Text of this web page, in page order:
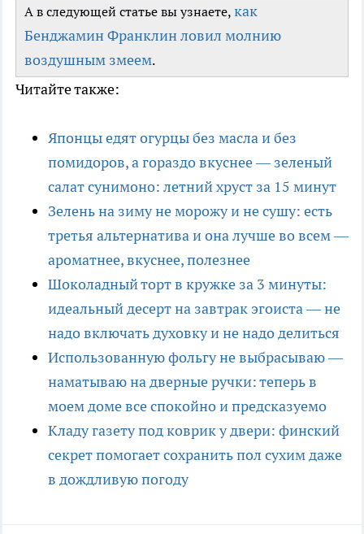
А в следующей статье вы узнаете, как
Бенджамин Франклин ловил молнию
воздушным змеем.
Читайте также:
Японцы едят огурцы без масла и без
помидоров, а гораздо вкуснее — зеленый
салат сунимоно: летний хруст за 15 минут
Зелень на зиму не морожу и не сушу: есть
третья альтернатива и она лучше во всем —
ароматнее, вкуснее, полезнее
Шоколадный торт в кружке за 3 минуты:
идеальный десерт на завтрак эгоиста — не
надо включать духовку и не надо делиться
Использованную фольгу не выбрасываю —
наматываю на дверные ручки: теперь в
моем доме все спокойно и предсказуемо
Кладу газету под коврик у двери: финский
секрет помогает сохранить пол сухим даже
в дождливую погоду